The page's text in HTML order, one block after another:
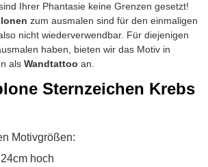
Ihrer Phantasie keine Grenzen gesetzt!
zum ausmalen sind für den einmaligen
nicht wiederverwendbar. Für diejenigen
haben, bieten wir das Motiv in
als Wandtattoo an.
Sternzeichen Krebs
Motivgrößen:
hoch